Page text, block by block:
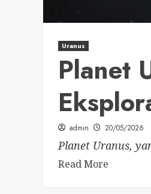
Uranus
Planet
admin 20/05/2026
Planet Uranus,
Read More